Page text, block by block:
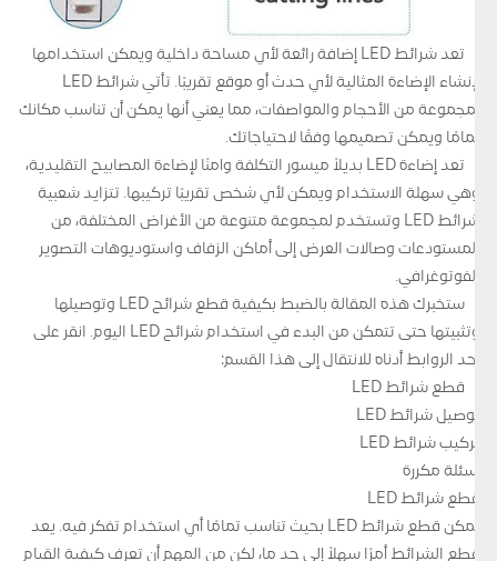
تعد شرائط LED إضافة رائعة لأي مساحة داخلية ويمكن استخدامها
لإنشاء الإضاءة المثالية لأي حدث أو موقع تقريبًا. تأتي شرائط LED
بمجموعة من الأحجام والمواصفات، مما يعني أنها يمكن أن تناسب مكانك
تمامًا ويمكن تصميمها وفقًا لاحتياجاتك.
تعد إضاءة LED بديلاً ميسور التكلفة وآمنًا لإضاءة المصابيح التقليدية،
وهي سهلة الاستخدام ويمكن لأي شخص تقريبًا تركيبها. تتزايد شعبية
شرائط LED وتستخدم لمجموعة متنوعة من الأغراض المختلفة، من
المستودعات وصالات العرض إلى أماكن الزفاف واستوديوهات التصوير
الفوتوغرافي.
ستخبرك هذه المقالة بالضبط بكيفية قطع شرائح LED وتوصيلها
وتثبيتها حتى تتمكن من البدء في استخدام شرائح LED اليوم. انقر على
أحد الروابط أدناه للانتقال إلى هذا القسم:
قطع شرائط LED
توصيل شرائط LED
تركيب شرائط LED
أسئلة مكررة
قطع شرائط LED
يمكن قطع شرائط LED بحيث تناسب تمامًا أي استخدام تفكر فيه. يعد
قطع الشرائط أمرًا سهلاً إلى حد ما، لكن من المهم أن تعرف كيفية القيام